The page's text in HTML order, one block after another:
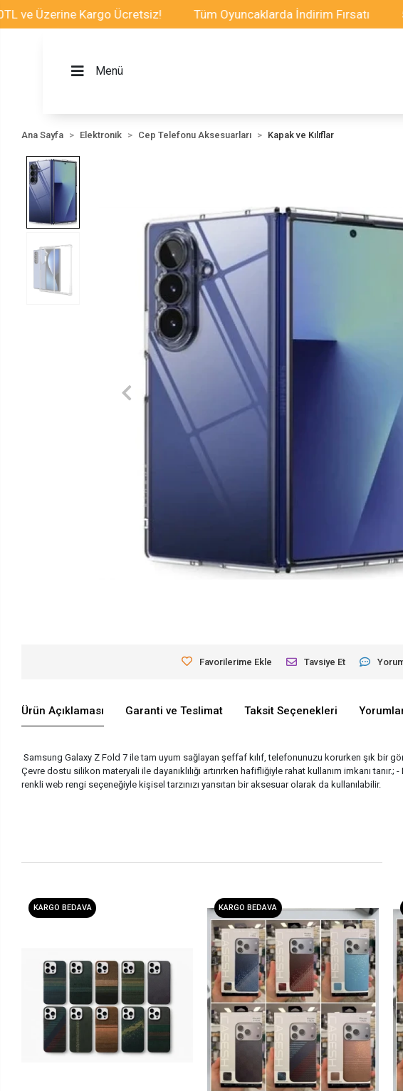
Kargo Ücretsiz! Tüm Oyuncaklarda İndirim Fırsatı 500TL
Menü
Ana Sayfa Elektronik Cep Telefonu Aksesuarları Kapak ve Kılıflar
Favorilerime Ekle Tavsiye Et
Ürün Açıklaması Garanti ve Teslimat Taksit Seçenekleri
Samsung Galaxy Z Fold 7 ile tam uyum sağlayan şeffaf kılıf, telefonunuzu korurken şık bir
Çevre dostu silikon materyali ile dayanıklılığı artırırken hafifliğiyle rahat kullanım imkanı
renkli web rengi seçeneğiyle kişisel tarzınızı yansıtan bir aksesuar olarak da kullanılabilir.
KARGO BEDAVA KARGO BEDAVA